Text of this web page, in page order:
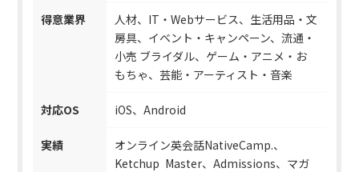
得意業界
人材、IT・Webサービス、生活用品・文
房具、イベント・キャンペーン、流通・
小売 ブライダル、ゲーム・アニメ・お
もちゃ、芸能・アーティスト・音楽
対応OS iOS、Android
実績
オンライン英会話NativeCamp.、
Ketchup Master、Admissions、マガ